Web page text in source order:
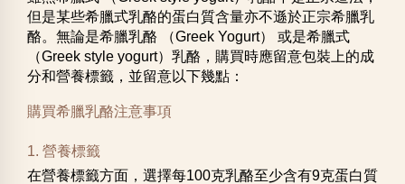
但是某些希臘式乳酪的蛋白質含量亦不遜於正宗希臘乳
酪。無論是希臘乳酪 （Greek Yogurt） 或是希臘式
（Greek style yogurt）乳酪，購買時應留意包裝上的成
分和營養標籤，並留意以下幾點：
購買希臘乳酪注意事項
1. 營養標籤
在營養標籤方面，選擇每100克乳酪至少含有9克蛋白質